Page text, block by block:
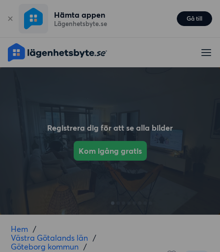
Hämta appen
Lägenhetsbyte.se
Gå till
Registrera dig för att se alla bilder
Kom igång gratis
Hem /
Västra Götalands län /
Göteborg kommun /